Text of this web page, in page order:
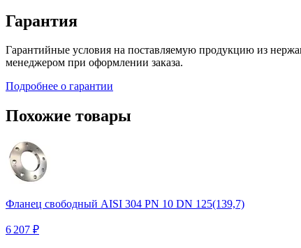
Гарантия
Гарантийные условия на поставляемую продукцию из
менеджером при оформлении заказа.
Подробнее о гарантии
Похожие товары
Фланец свободный AISI 304 PN 10 DN 125(139,7)
6 207 ₽